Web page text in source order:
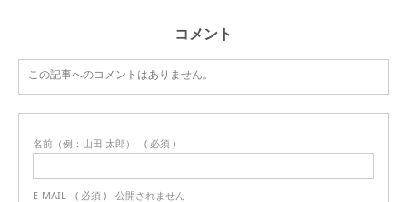
コメント
この記事へのコメントはありません。
名前（例：山田 太郎） ( 必須 )
E-MAIL ( 必須 ) - 公開されません -